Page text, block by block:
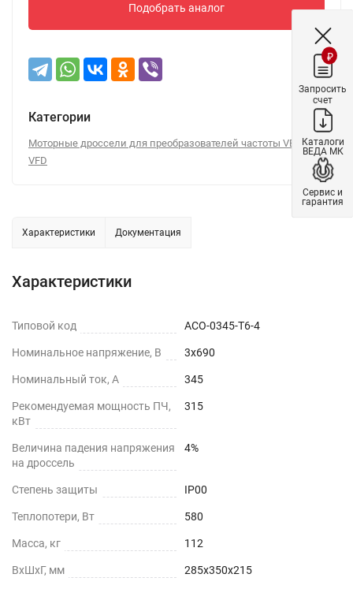
Подобрать аналог
Категории
Моторные дроссели для преобразователей частоты VEDA
VFD
Характеристики Документация
Характеристики
Типовой код ACO-0345-T6-4
Номинальное напряжение, В 3х690
Номинальный ток, А 345
Рекомендуемая мощность ПЧ,
кВт
315
Величина падения напряжения
на дроссель
4%
Степень защиты IP00
Теплопотери, Вт 580
Масса, кг 112
ВхШхГ, мм 285х350х215
₽
Запросить
счет
Каталоги
ВЕДА МК
Сервис и
гарантия